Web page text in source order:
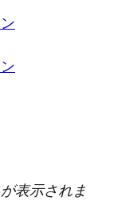
表示されま